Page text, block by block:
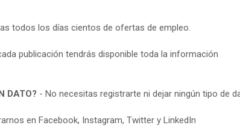
todos los días cientos de ofertas de empleo.
publicación tendrás disponible toda la información
DATO? - No necesitas registrarte ni dejar ningún tipo de
en Facebook, Instagram, Twitter y LinkedIn